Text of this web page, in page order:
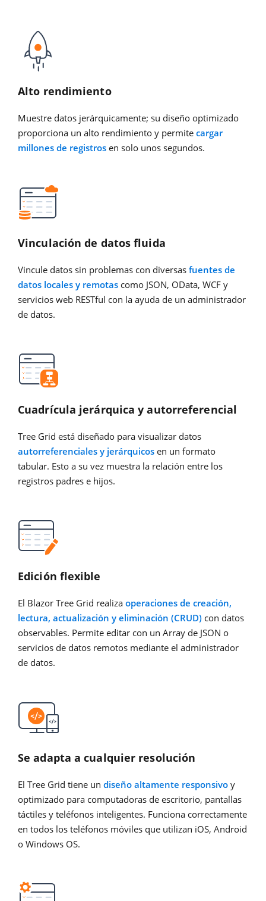
Alto rendimiento
Muestre datos jerárquicamente; su diseño optimizado
proporciona un alto rendimiento y permite cargar
millones de registros en solo unos segundos.
Vinculación de datos fluida
Vincule datos sin problemas con diversas fuentes de
datos locales y remotas como JSON, OData, WCF y
servicios web RESTful con la ayuda de un administrador
de datos.
Cuadrícula jerárquica y autorreferencial
Tree Grid está diseñado para visualizar datos
autorreferenciales y jerárquicos en un formato
tabular. Esto a su vez muestra la relación entre los
registros padres e hijos.
Edición flexible
El Blazor Tree Grid realiza operaciones de creación,
lectura, actualización y eliminación (CRUD) con datos
observables. Permite editar con un Array de JSON o
servicios de datos remotos mediante el administrador
de datos.
Se adapta a cualquier resolución
El Tree Grid tiene un diseño altamente responsivo y
optimizado para computadoras de escritorio, pantallas
táctiles y teléfonos inteligentes. Funciona correctamente
en todos los teléfonos móviles que utilizan iOS, Android
o Windows OS.